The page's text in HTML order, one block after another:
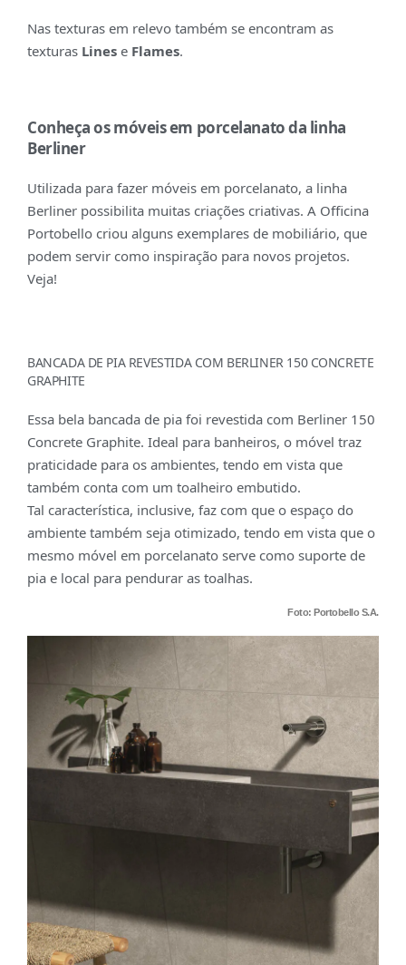
Nas texturas em relevo também se encontram as
texturas Lines e Flames.
Conheça os móveis em porcelanato da linha
Berliner
Utilizada para fazer móveis em porcelanato, a linha
Berliner possibilita muitas criações criativas. A Officina
Portobello criou alguns exemplares de mobiliário, que
podem servir como inspiração para novos projetos.
Veja!
BANCADA DE PIA REVESTIDA COM BERLINER 150 CONCRETE
GRAPHITE
Essa bela bancada de pia foi revestida com Berliner 150
Concrete Graphite. Ideal para banheiros, o móvel traz
praticidade para os ambientes, tendo em vista que
também conta com um toalheiro embutido.
Tal característica, inclusive, faz com que o espaço do
ambiente também seja otimizado, tendo em vista que o
mesmo móvel em porcelanato serve como suporte de
pia e local para pendurar as toalhas.
Foto: Portobello S.A.